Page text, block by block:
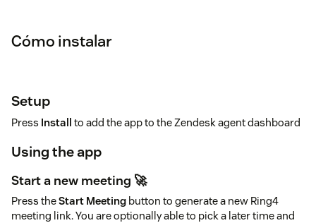
Cómo instalar
Setup
Press Install to add the app to the Zendesk agent dashboard
Using the app
Start a new meeting 🚀
Press theStart Meeting button to generate a new Ring4
meeting link. You are optionally able to pick a later time and